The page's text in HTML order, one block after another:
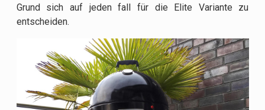
Grund sich auf jeden fall für die Elite Variante zu
entscheiden.